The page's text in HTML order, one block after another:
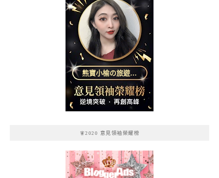
熊寶小榆の旅遊日
記
🧚2020 意見領袖榮耀榜